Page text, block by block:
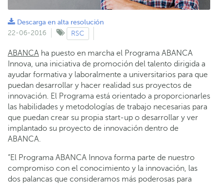
Descarga en alta resolución
22-06-2016
RSC
ABANCA ha puesto en marcha el Programa ABANCA
Innova, una iniciativa de promoción del talento dirigida a
ayudar formativa y laboralmente a universitarios para que
puedan desarrollar y hacer realidad sus proyectos de
innovación. El Programa está orientado a proporcionarles
las habilidades y metodologías de trabajo necesarias para
que puedan crear su propia start-up o desarrollar y ver
implantado su proyecto de innovación dentro de
ABANCA.
“El Programa ABANCA Innova forma parte de nuestro
compromiso con el conocimiento y la innovación, las
dos palancas que consideramos más poderosas para